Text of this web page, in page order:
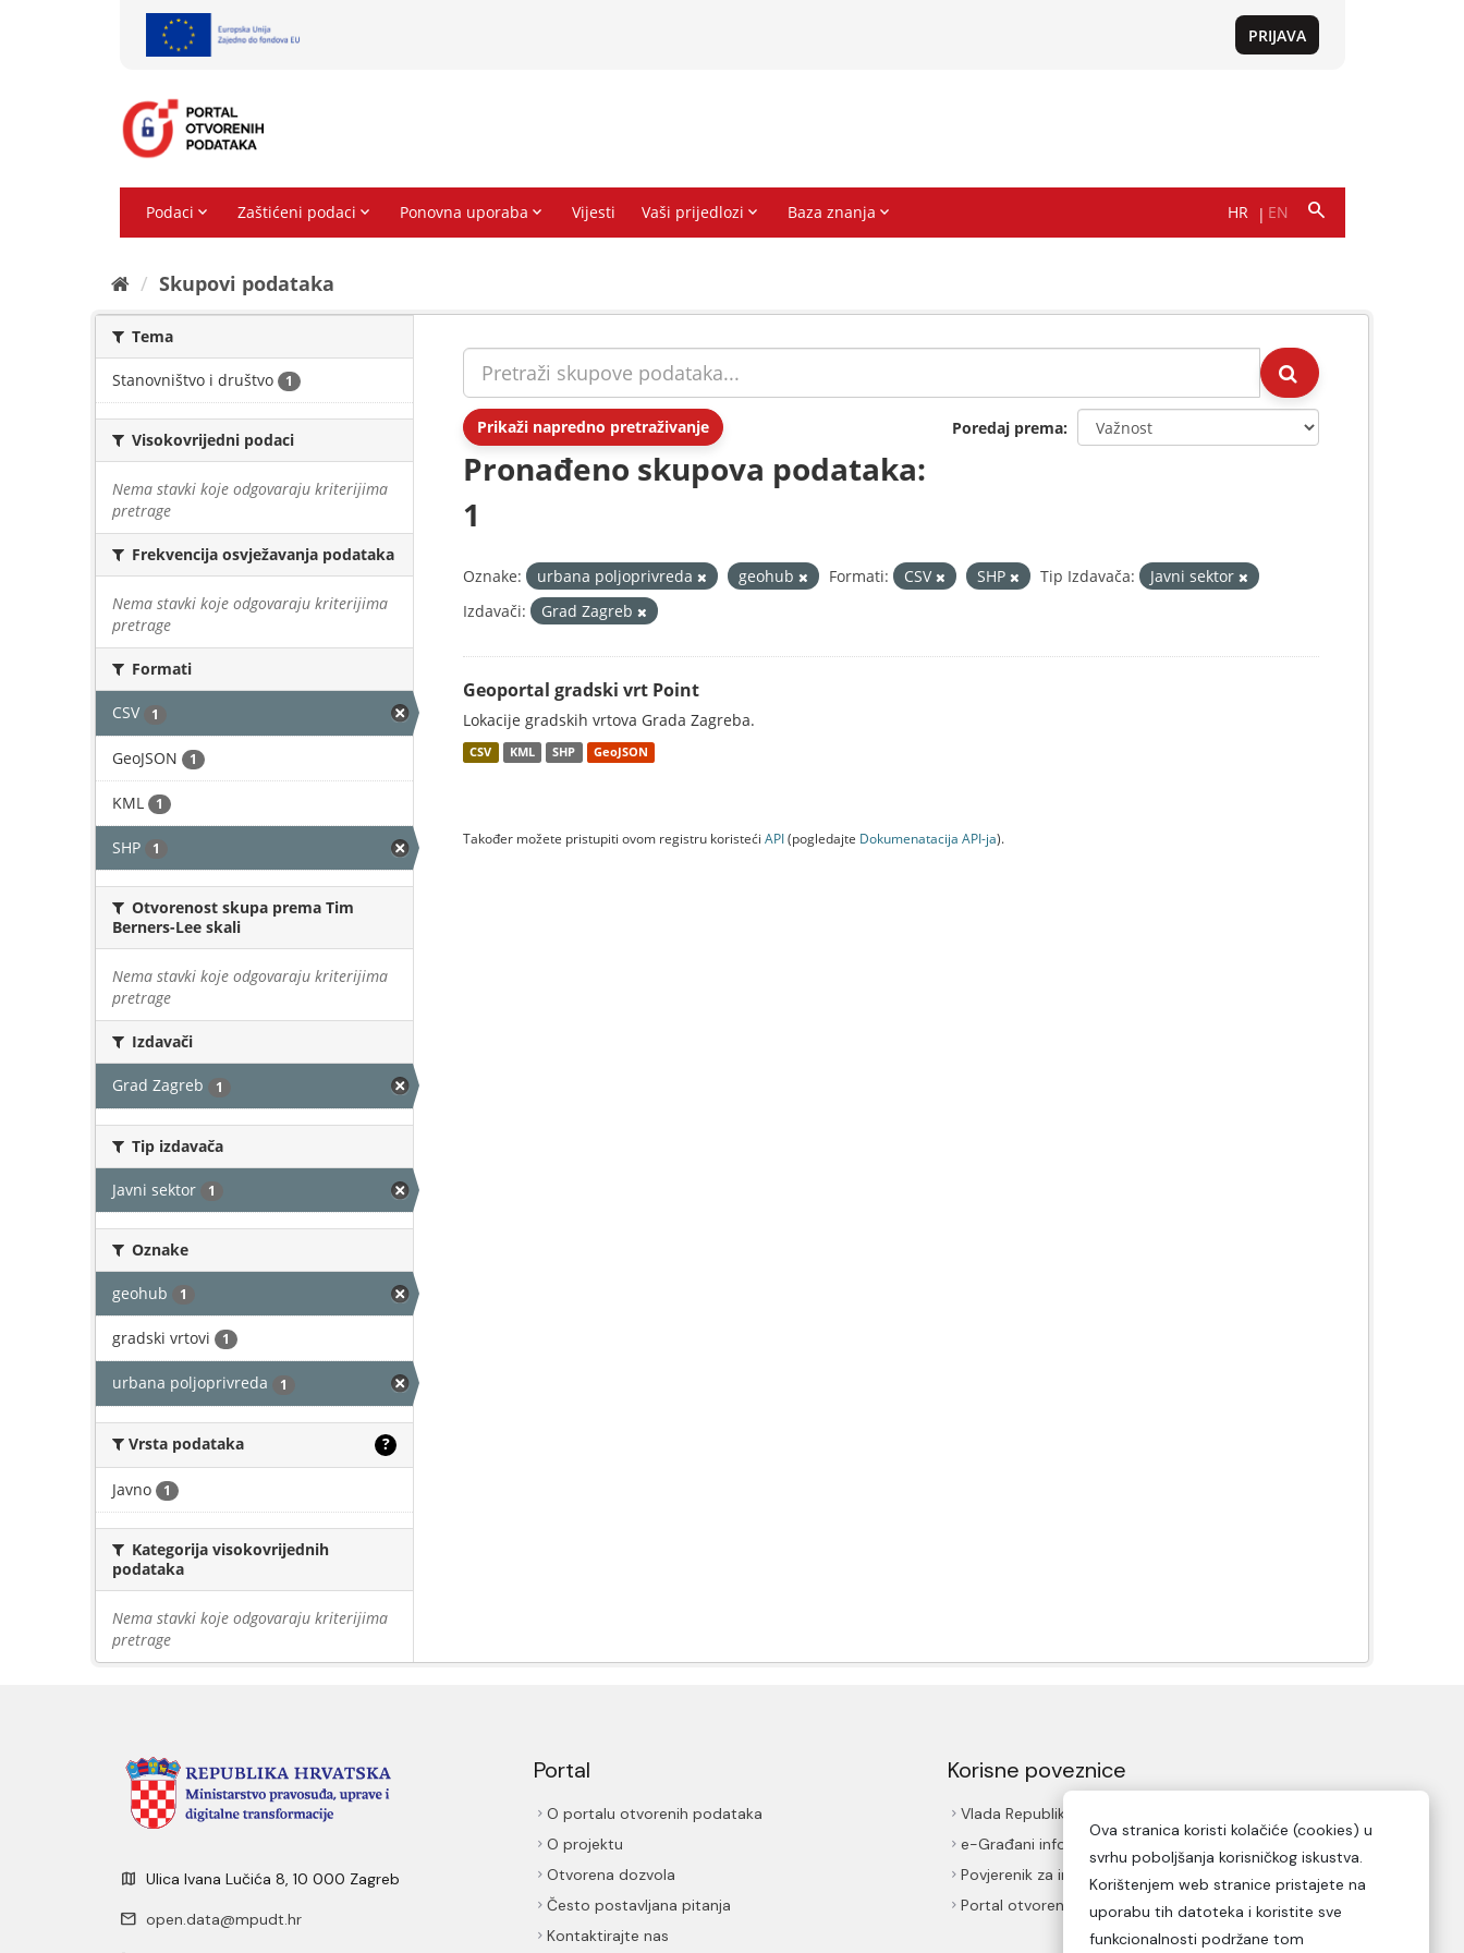
Skupovi podаtаkа
Tema
Stanovništvo i društvo 1
Visokovrijedni podaci
Nema stavki koje odgovaraju kriterijima
pretrage
Frekvencija osvježavanja podataka
Nema stavki koje odgovaraju kriterijima
pretrage
Formati
CSV 1
GeoJSON 1
KML 1
SHP 1
Otvorenost skupa prema Tim
Berners-Lee skali
Nema stavki koje odgovaraju kriterijima
pretrage
Izdavači
Grad Zagreb 1
Tip izdavača
Javni sektor 1
Oznake
geohub 1
gradski vrtovi 1
urbana poljoprivreda 1
Vrsta podataka ?
Javno 1
Kategorija visokovrijednih
podataka
Nema stavki koje odgovaraju kriterijima
pretrage
Prikaži napredno pretraživanje Poredaj prema
Pronađeno skupova podataka:
1
Oznake: urbana poljoprivreda geohub Formati: CSV SHP Tip Izdavača:
Javni sektor
Izdavači:
Grad Zagreb
Geoportal gradski vrt Point
Lokacije gradskih vrtova Grada Zagreba.
CSV KML SHP GeoJSON
Također možete pristupiti ovom registru koristeći API(pogledajte Dokumenаtаcijа API-jа).